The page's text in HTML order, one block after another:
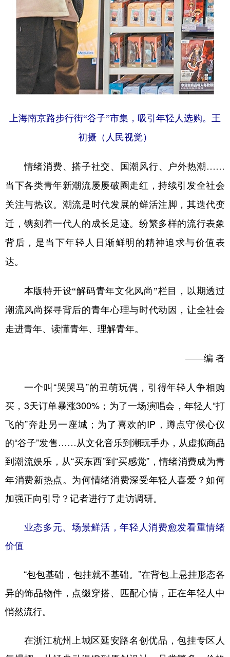
上海南京路步行街“谷子”市集，吸引年轻人选购。王
初摄（人民视觉）
情绪消费、搭子社交、国潮风行、户外热潮……
当下各类青年新潮流屡屡破圈走红，持续引发全社会
关注与热议。潮流是时代发展的鲜活注脚，其迭代变
迁，镌刻着一代人的成长足迹。纷繁多样的流行表象
背后，是当下年轻人日渐鲜明的精神追求与价值表
达。
本版特开设“解码青年文化风尚”栏目，以期透过
潮流风尚探寻背后的青年心理与时代动因，让全社会
走进青年、读懂青年、理解青年。
——编 者
一个叫“哭哭马”的丑萌玩偶，引得年轻人争相购
买，3天订单暴涨300%；为了一场演唱会，年轻人“打
飞的”奔赴另一座城；为了喜欢的IP，蹲点守候心仪
的“谷子”发售……从文化音乐到潮玩手办，从虚拟商品
到潮流娱乐，从“买东西”到“买感觉”，情绪消费成为青
年消费新热点。为何情绪消费深受年轻人喜爱？如何
加强正向引导？记者进行了走访调研。
业态多元、场景鲜活，年轻人消费愈发看重情绪
价值
“包包基础，包挂就不基础。”在背包上悬挂形态各
异的饰品物件，点缀穿搭、匹配心情，正在年轻人中
悄然流行。
在浙江杭州上城区延安路名创优品，包挂专区人